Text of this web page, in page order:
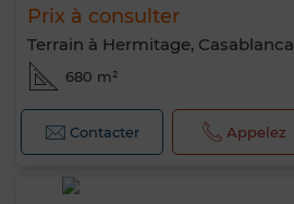
Prix à consulter
Terrain à Hermitage, Casablanca
680 m²
Contacter Appelez